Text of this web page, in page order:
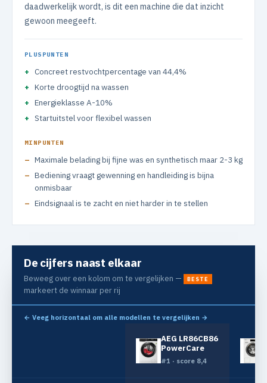
daadwerkelijk wordt, is dit een machine die dat inzicht
gewoon meegeeft.
PLUSPUNTEN
Concreet restvochtpercentage van 44,4%
Korte droogtijd na wassen
Energieklasse A-10%
Startuitstel voor flexibel wassen
MINPUNTEN
Maximale belading bij fijne was en synthetisch maar 2-3 kg
Bediening vraagt gewenning en handleiding is bijna
onmisbaar
Eindsignaal is te zacht en niet harder in te stellen
De cijfers naast elkaar
Beweeg over een kolom om te vergelijken — BESTE
markeert de winnaar per rij
← Veeg horizontaal om alle modellen te vergelijken →
AEG LR86CB86
PowerCare
#1 · score 8,4